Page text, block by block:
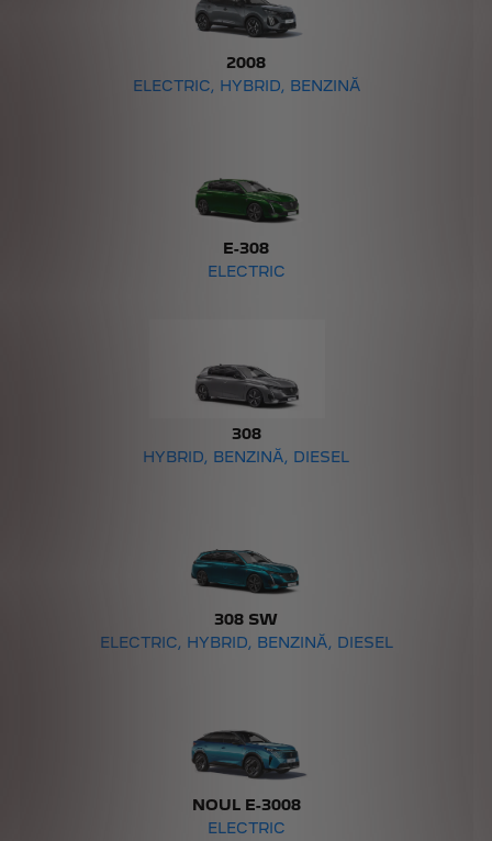
2008
ELECTRIC, HYBRID, BENZINĂ
E-308
ELECTRIC
308
HYBRID, BENZINĂ, DIESEL
308 SW
ELECTRIC, HYBRID, BENZINĂ, DIESEL
NOUL E-3008
ELECTRIC